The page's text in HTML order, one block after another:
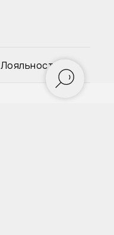
Лояльность